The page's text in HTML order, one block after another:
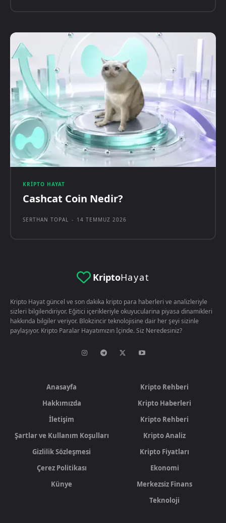
KRIPTO HAYAT
Cashcat Coin Nedir?
SERTHAN TOPAL - 14 TEMMUZ 2026
KriptoHayat
Kripto Hayat güncel ve son dakika kripto para haberleri ve analizleriyle
sizleri bilgilendiriyor. Eğitici içerikleriyle okuyucularina piyasa dinamikleri
hakkında bilgiler veriyor. Blokzincir teknolojisine dair her şeyi sizinle
paylaşıyor. Kripto Paralar Hayatımızın İçinde. Siz Neredesiniz?
Anasayfa
Hakkımızda
İletişim
Şartlar ve Kullanım Koşulları
Gizlilik Sözleşmesi
Çerez Politikası
Künye
Kripto Rehberi
Kripto Haberleri
Kripto Rehberi
Kripto Analiz
Kripto Fiyatları
Ekonomi
Merkezsiz Finans
Teknoloji